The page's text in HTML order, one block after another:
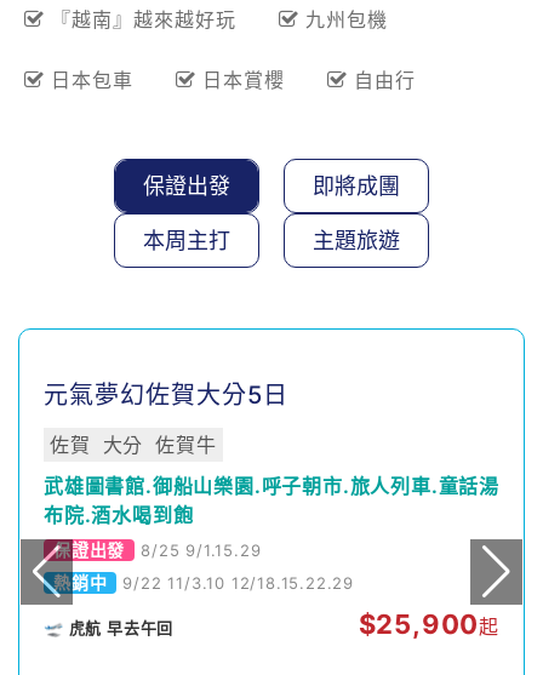
『越南』越來越好玩 九州包機
日本包車 日本賞櫻 自由行
保證出發 即將成團
本周主打 主題旅遊
元氣夢幻佐賀大分5日
佐賀 大分 佐賀牛
武雄圖書館.御船山樂園.呼子朝市.旅人列車.童話湯
布院.酒水喝到飽
保證出發 8/25 9/1.15.29
熱銷中 9/22 11/3.10 12/18.15.22.29
🛫 虎航 早去午回 $25,900起